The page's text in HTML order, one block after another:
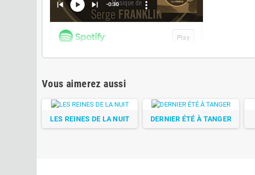
Vous aimerez aussi
LES REINES DE LA NUIT DERNIER ÉTÉ À TANGER